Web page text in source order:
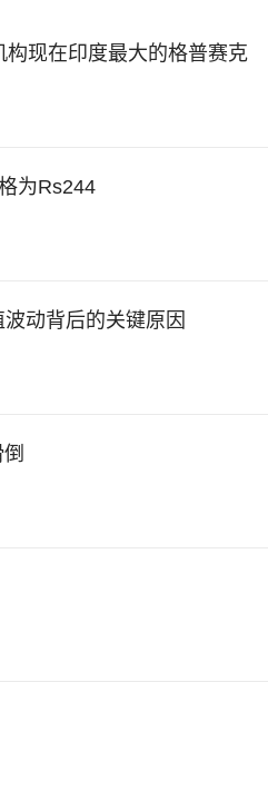
现在印度最大的格普赛克
为Rs244
动背后的关键原因